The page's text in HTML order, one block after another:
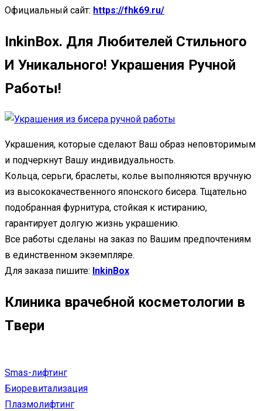
Официальный сайт: https://fhk69.ru/
InkinBox. Для Любителей Стильного
И Уникального! Украшения Ручной
Работы!
Украшения, которые сделают Ваш образ неповторимым
и подчеркнут Вашу индивидуальность.
Кольца, серьги, браслеты, колье выполняются вручную
из высококачественного японского бисера. Тщательно
подобранная фурнитура, стойкая к истиранию,
гарантирует долгую жизнь украшению.
Все работы сделаны на заказ по Вашим предпочтениям
в единственном экземпляре.
Для заказа пишите: InkinBox
Клиника врачебной косметологии в
Твери
Smas-лифтинг
Биоревитализация
Плазмолифтинг